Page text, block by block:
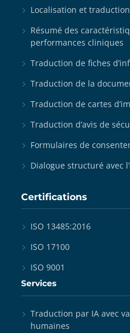
Localisation et
Résumé des
performances cliniques
Traduction de fiches
Traduction de la
Traduction de cartes
Traduction d’avis de
Formulaires de
Dialogue structuré avec
Certifications
ISO 13485:2016
ISO 17100
ISO 9001
Services
Traduction par IA avec
humaines